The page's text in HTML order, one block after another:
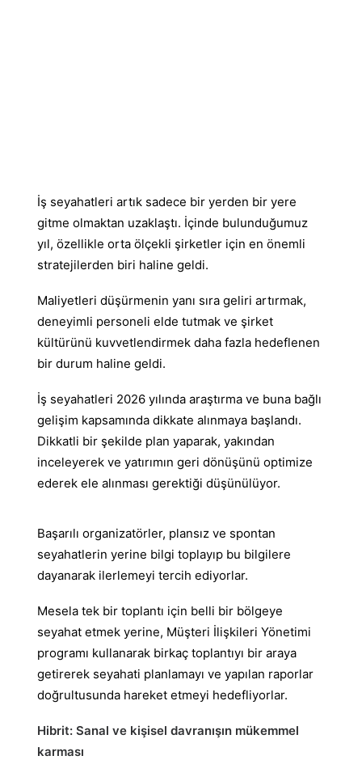
İş seyahatleri artık sadece bir yerden bir yere
gitme olmaktan uzaklaştı. İçinde bulunduğumuz
yıl, özellikle orta ölçekli şirketler için en önemli
stratejilerden biri haline geldi.
Maliyetleri düşürmenin yanı sıra geliri artırmak,
deneyimli personeli elde tutmak ve şirket
kültürünü kuvvetlendirmek daha fazla hedeflenen
bir durum haline geldi.
İş seyahatleri 2026 yılında araştırma ve buna bağlı
gelişim kapsamında dikkate alınmaya başlandı.
Dikkatli bir şekilde plan yaparak, yakından
inceleyerek ve yatırımın geri dönüşünü optimize
ederek ele alınması gerektiği düşünülüyor.
Başarılı organizatörler, plansız ve spontan
seyahatlerin yerine bilgi toplayıp bu bilgilere
dayanarak ilerlemeyi tercih ediyorlar.
Mesela tek bir toplantı için belli bir bölgeye
seyahat etmek yerine, Müşteri İlişkileri Yönetimi
programı kullanarak birkaç toplantıyı bir araya
getirerek seyahati planlamayı ve yapılan raporlar
doğrultusunda hareket etmeyi hedefliyorlar.
Hibrit: Sanal ve kişisel davranışın mükemmel
karması